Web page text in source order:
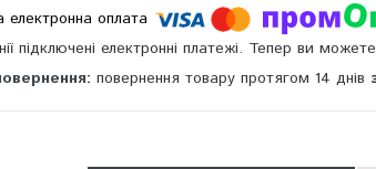
підключені електронні платежі. Тепер ви
повернення товару протягом 14 днів